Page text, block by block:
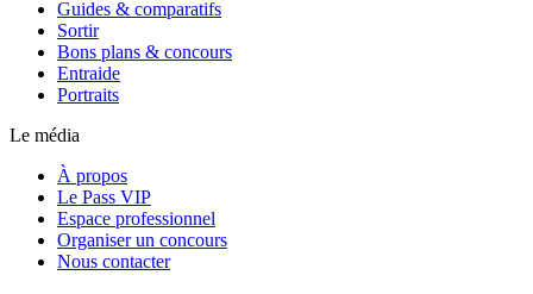
Guides & comparatifs
Sortir
Bons plans & concours
Entraide
Portraits
Le média
À propos
Le Pass VIP
Espace professionnel
Organiser un concours
Nous contacter